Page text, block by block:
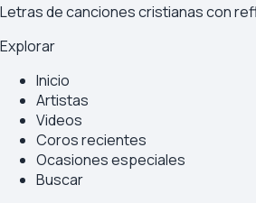
Letras de canciones cristianas con
Explorar
Inicio
Artistas
Videos
Coros recientes
Ocasiones especiales
Buscar